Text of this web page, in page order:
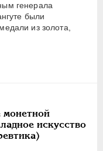
генерала
были
из золота,
монетной
искусство